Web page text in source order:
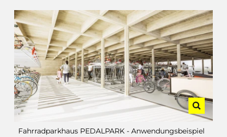
Fahrradparkhaus PEDALPARK - Anwendungsbeispiel